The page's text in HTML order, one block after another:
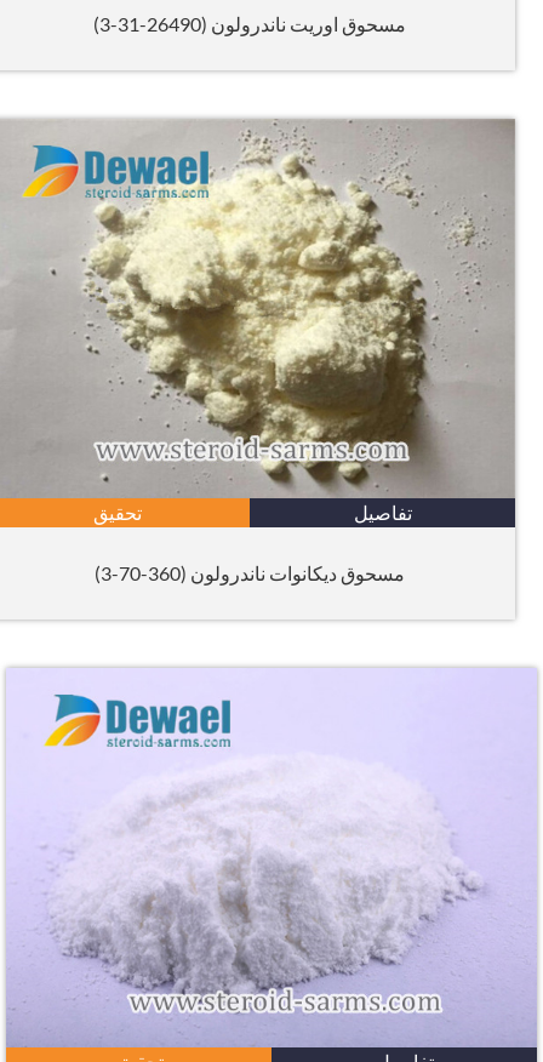
مسحوق اوريت ناندرولون (26490-31-3)
تفاصيل تحقيق
مسحوق ديكانوات ناندرولون (360-70-3)